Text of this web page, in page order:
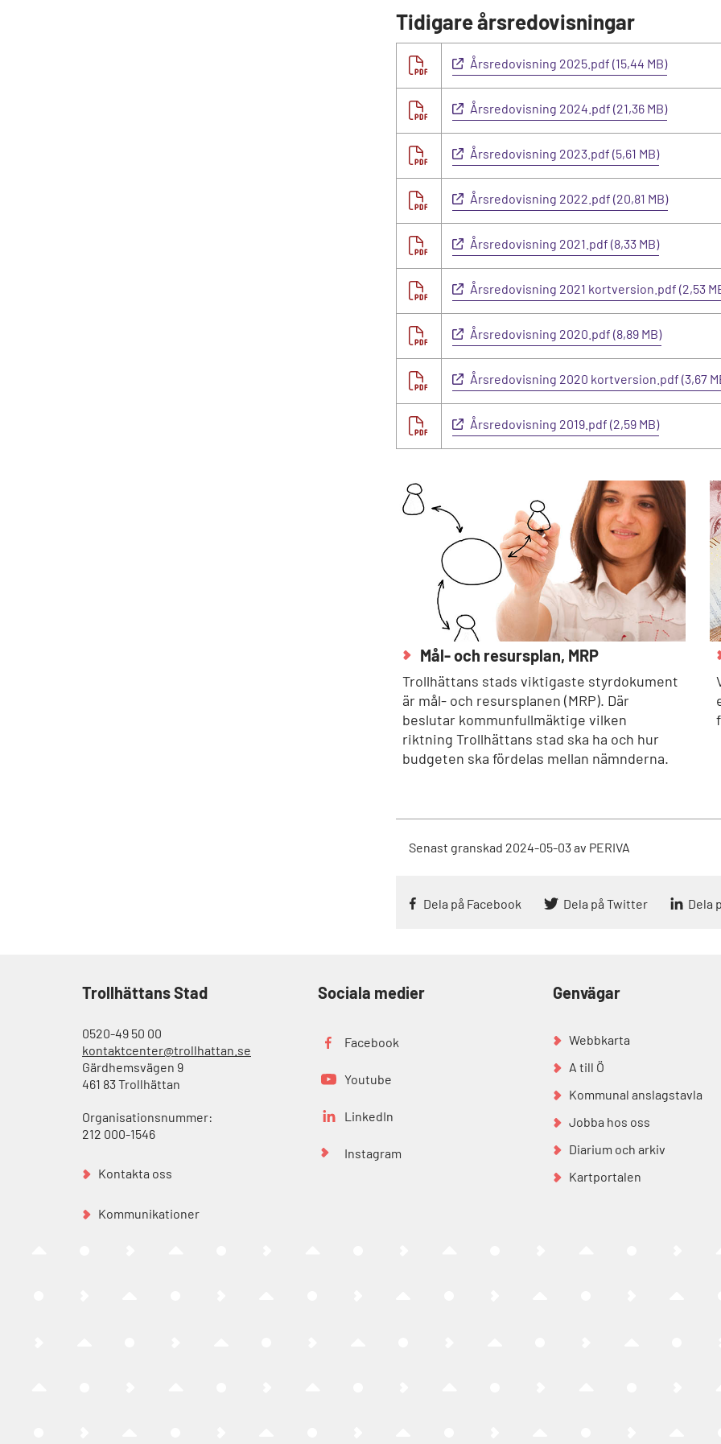
Tidigare årsredovisningar
Årsredovisning 2025.pdf (15,44 MB)
Årsredovisning 2024.pdf (21,36 MB)
Årsredovisning 2023.pdf (5,61 MB)
Årsredovisning 2022.pdf (20,81 MB)
Årsredovisning 2021.pdf (8,33 MB)
Årsredovisning 2021 kortversion.pdf (2,53
Årsredovisning 2020.pdf (8,89 MB)
Årsredovisning 2020 kortversion.pdf (3,67
Årsredovisning 2019.pdf (2,59 MB)
Mål- och resursplan, MRP
Trollhättans stads viktigaste styrdokument
är mål- och resursplanen (MRP). Där
beslutar kommunfullmäktige vilken
riktning Trollhättans stad ska ha och hur
budgeten ska fördelas mellan nämnderna.
Senast granskad 2024-05-03av PERIVA
Dela på Facebook Dela på Twitter Dela
Trollhättans Stad
0520-49 50 00
kontaktcenter@trollhattan.se
Gärdhemsvägen 9
461 83 Trollhättan
Organisationsnummer:
212 000-1546
Kontakta oss
Kommunikationer
Sociala medier
Facebook
Youtube
LinkedIn
Instagram
Genvägar
Webbkarta
A till Ö
Kommunal anslagstavla
Jobba hos oss
Diarium och arkiv
Kartportalen